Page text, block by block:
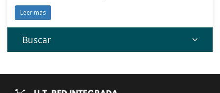
Leer más
Buscar